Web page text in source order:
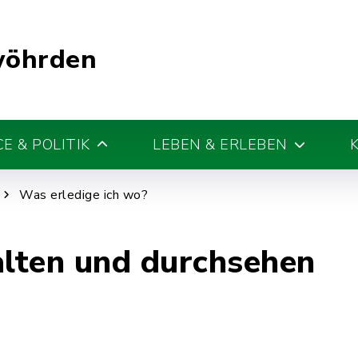
& POLITIK LEBEN & ERLEBEN
Was erledige ich wo?
und durchsehen